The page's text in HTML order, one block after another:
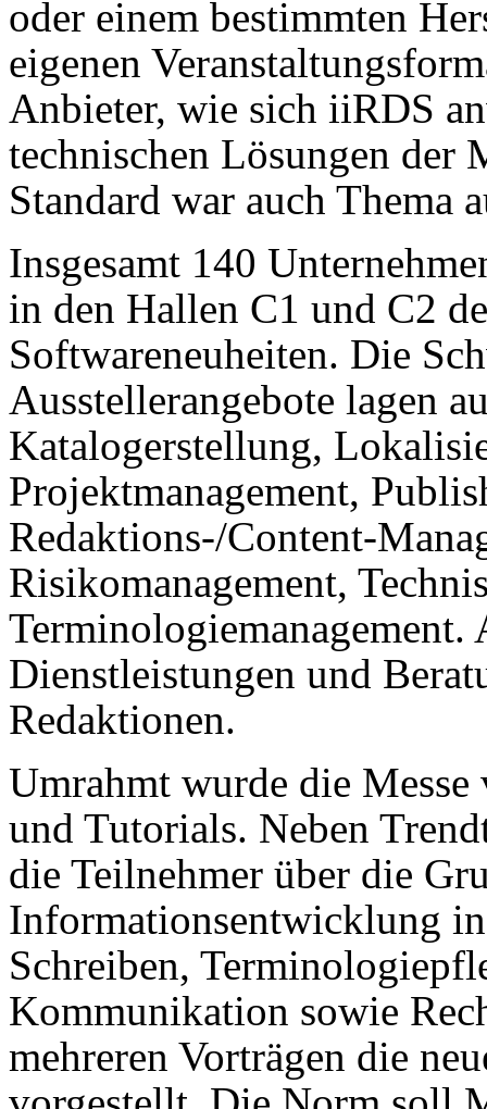
oder einem bestimmten
eigenen
Anbieter, wie sich iiRDS
technischen Lösungen der
Standard war auch Thema
Insgesamt 140
in den Hallen C1 und C2
Softwareneuheiten. Die
Ausstellerangebote lagen
Katalogerstellung,
Projektmanagement,
Redaktions-/Content-
Risikomanagement,
Terminologiemanagement.
Dienstleistungen und
Redaktionen.
Umrahmt wurde die
und Tutorials. Neben
die Teilnehmer über die
Informationsentwicklung
Schreiben,
Kommunikation sowie
mehreren Vorträgen die